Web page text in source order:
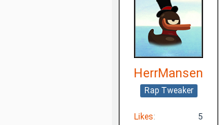
HerrMansen
Rap Tweaker
Likes
5